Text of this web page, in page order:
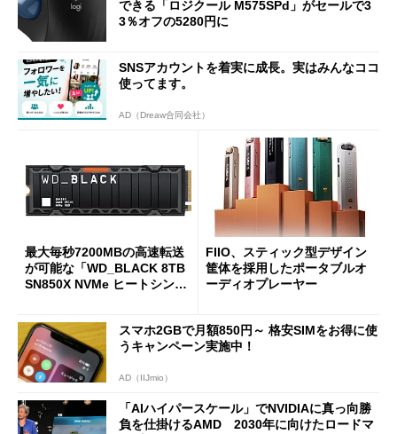
できる「ロジクール M575SPd」がセールで3
3％オフの5280円に
SNSアカウントを着実に成長。実はみんなココ
使ってます。
AD（Dreaw合同会社）
最大毎秒7200MBの高速転送
が可能な「WD_BLACK 8TB
SN850X NVMe ヒートシンク
FIIO、スティック型デザイン
筐体を採用したポータブルオ
ーディオプレーヤー
スマホ2GBで月額850円～ 格安SIMをお得に使
うキャンペーン実施中！
AD（IIJmio）
「AIハイパースケール」でNVIDIAに真っ向勝
負を仕掛けるAMD 2030年に向けたロードマ